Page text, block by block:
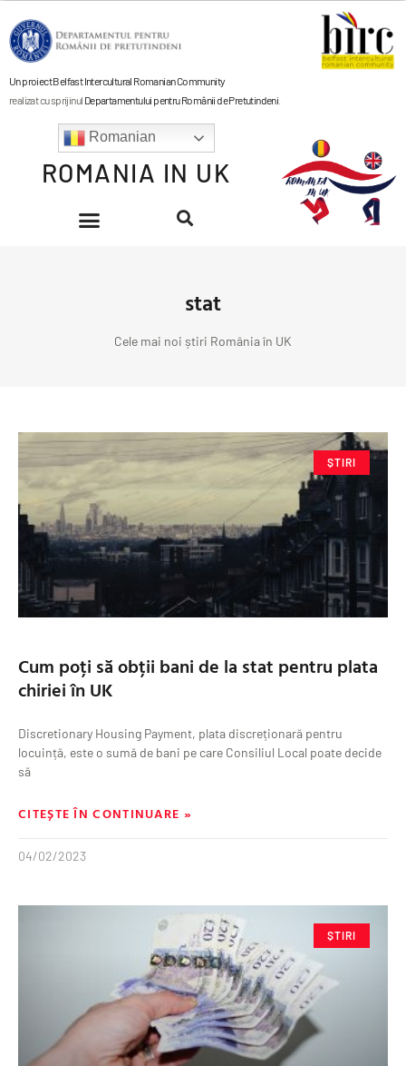
Romanian
ROMANIA IN UK
Un proiect Belfast Intercultural Romanian Community
realizat cu sprijinul Departamentului pentru Românii de Pretutindeni
stat
Cele mai noi știri România în UK
ȘTIRI
Cum poți să obții bani de la stat pentru plata
chiriei în UK
Discretionary Housing Payment, plata discreționară pentru
locuință, este o sumă de bani pe care Consiliul Local poate decide
să
CITEȘTE ÎN CONTINUARE »
04/02/2023
ȘTIRI